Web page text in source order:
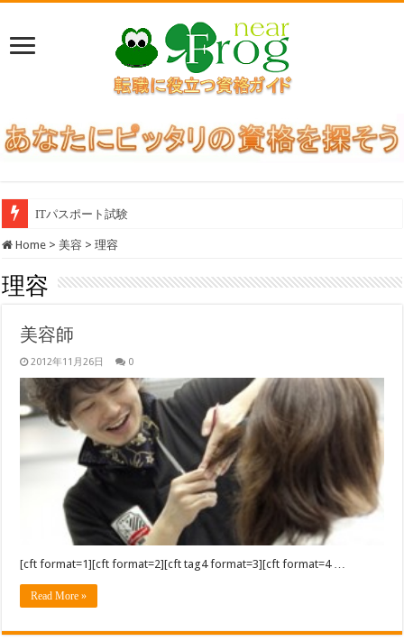
ITパスポート試験
Home > 美容 > 理容
理容
美容師
2012年11月26日 0
[cft format=1][cft format=2][cft tag4 format=3][cft format=4 …
Read More »